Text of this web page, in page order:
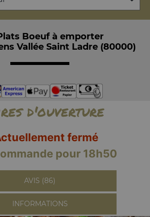
Boeuf à emporter
Vallée Saint Ladre (80000)
d'ouverture
fermé
pour 18h50
AVIS (86)
INFORMATIONS